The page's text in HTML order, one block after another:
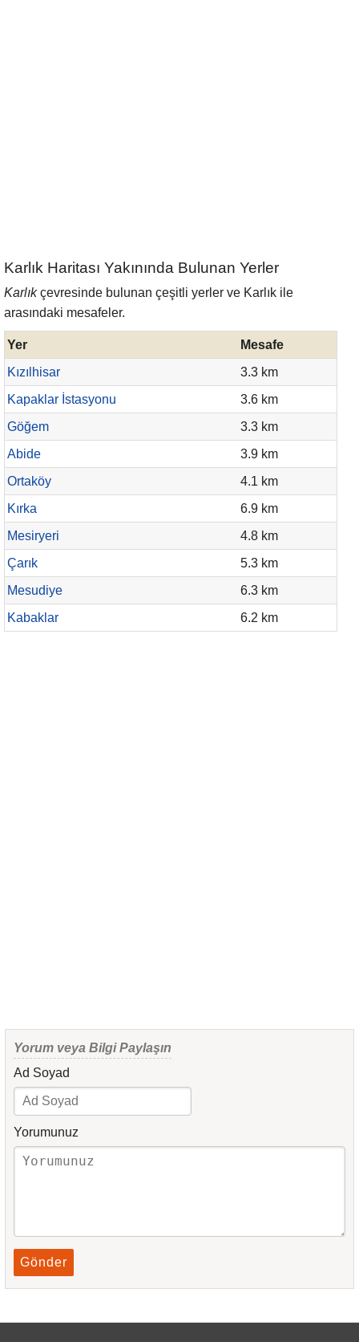
Karlık Haritası Yakınında Bulunan Yerler
Karlıkçevresinde bulunan çeşitli yerler ve Karlık ile
arasındaki mesafeler.
Yer
Mesafe
Kızılhisar
3.3 km
Kapaklar İstasyonu
3.6 km
Göğem
3.3 km
Abide
3.9 km
Ortaköy
4.1 km
Kırka
6.9 km
Mesiryeri
4.8 km
Çarık
5.3 km
Mesudiye
6.3 km
Kabaklar
6.2 km
Yorum veya Bilgi Paylaşın
Ad Soyad
Yorumunuz
Gönder